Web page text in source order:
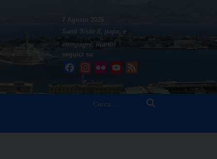
7 Agosto 2026
Santi Sisto II, papa, e
compagni, martiri
seguici su
FacebookInstagram
Flickr YouTube